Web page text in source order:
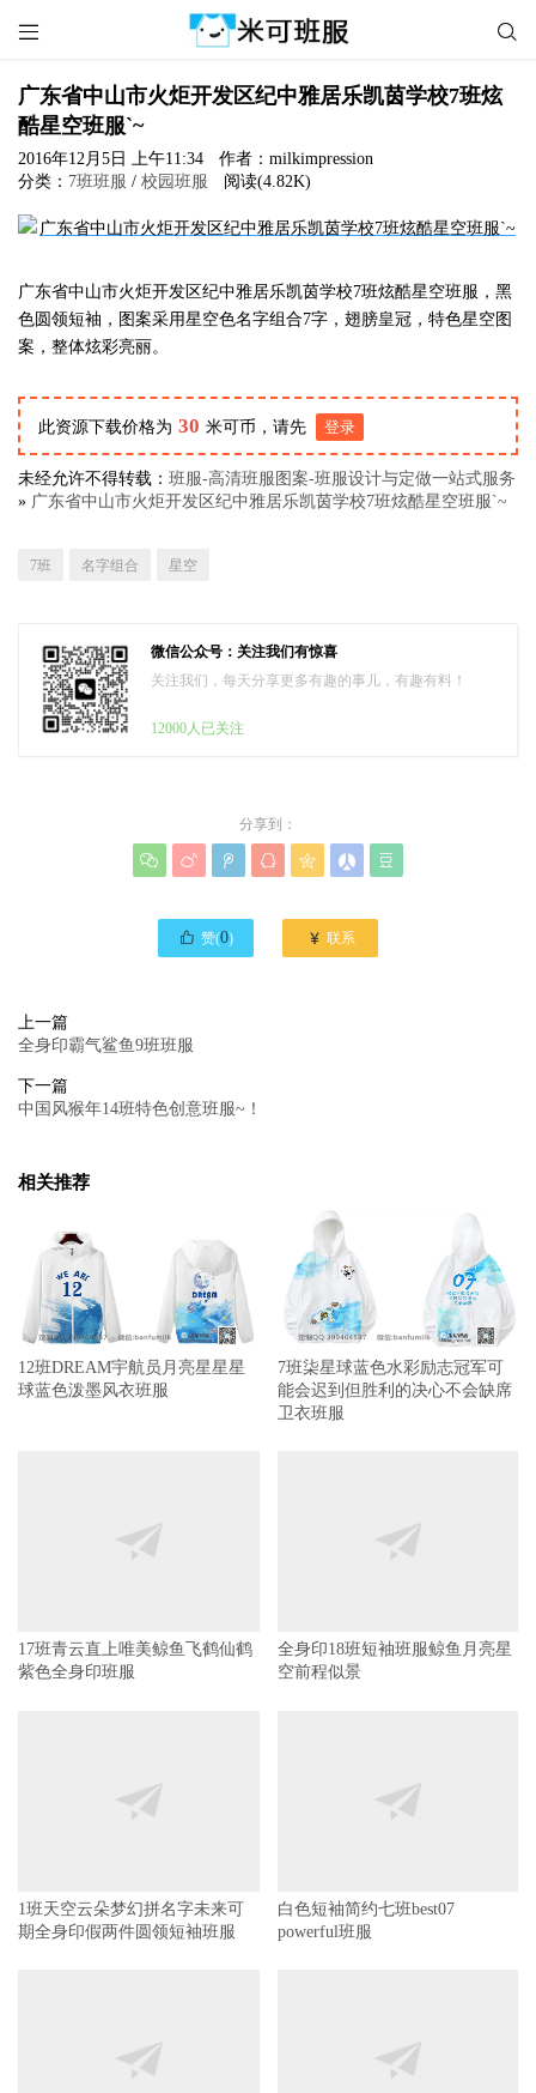
 
广东省中山市火炬开发区纪中雅居乐凯茵学校7班炫
酷星空班服`~
2016年12月5日 上午11:34
作者：milkimpression
分类： 7班班服 / 校园班服 阅读(4.82K)
广东省中山市火炬开发区纪中雅居乐凯茵学校7班炫酷星空班服，黑
色圆领短袖，图案采用星空色名字组合7字，翅膀皇冠，特色星空图
案，整体炫彩亮丽。
此资源下载价格为 30 米可币，请先 登录
未经允许不得转载： 班服-高清班服图案-班服设计与定做一站式服务
» 广东省中山市火炬开发区纪中雅居乐凯茵学校7班炫酷星空班服`~
7班 名字组合 星空
微信公众号：关注我们有惊喜
关注我们，每天分享更多有趣的事儿，有趣有料！
12000人已关注
分享到：
      
 赞(0)  联系
上一篇
全身印霸气鲨鱼9班班服
下一篇
中国风猴年14班特色创意班服~！
相关推荐
12班DREAM宇航员月亮星星星
球蓝色泼墨风衣班服
7班柒星球蓝色水彩励志冠军可
能会迟到但胜利的决心不会缺席
卫衣班服